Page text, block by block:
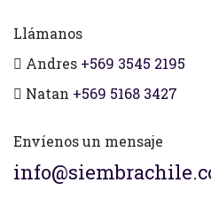
Llámanos
Andres +569 3545 2195
Natan +569 5168 3427
Envíenos un mensaje